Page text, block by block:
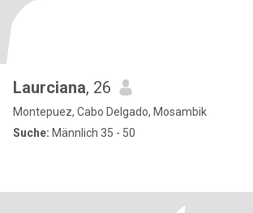
Laurciana, 26
Montepuez, Cabo Delgado, Mosambik
Suche: Männlich 35 - 50